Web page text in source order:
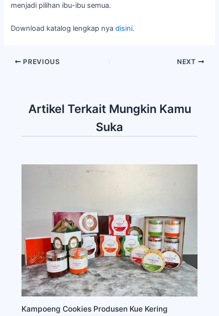
menjadi pilihan ibu-ibu semua.
Download katalog lengkap nyadisini.
PREVIOUS NEXT
Artikel Terkait Mungkin Kamu
Suka
Kampoeng Cookies Produsen Kue Kering